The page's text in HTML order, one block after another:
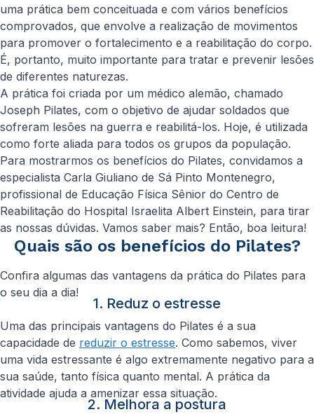
uma prática bem conceituada e com vários benefícios
comprovados, que envolve a realização de movimentos
para promover o fortalecimento e a reabilitação do corpo.
É, portanto, muito importante para tratar e prevenir lesões
de diferentes naturezas.
A prática foi criada por um médico alemão, chamado
Joseph Pilates, com o objetivo de ajudar soldados que
sofreram lesões na guerra e reabilitá-los. Hoje, é utilizada
como forte aliada para todos os grupos da população.
Para mostrarmos os benefícios do Pilates, convidamos a
especialista Carla Giuliano de Sá Pinto Montenegro,
profissional de Educação Física Sênior do Centro de
Reabilitação do Hospital Israelita Albert Einstein, para tirar
as nossas dúvidas. Vamos saber mais? Então, boa leitura!
Quais são os benefícios do Pilates?
Confira algumas das vantagens da prática do Pilates para
o seu dia a dia!
1. Reduz o estresse
Uma das principais vantagens do Pilates é a sua
capacidade de reduzir o estresse. Como sabemos, viver
uma vida estressante é algo extremamente negativo para a
sua saúde, tanto física quanto mental. A prática da
atividade ajuda a amenizar essa situação.
2. Melhora a postura